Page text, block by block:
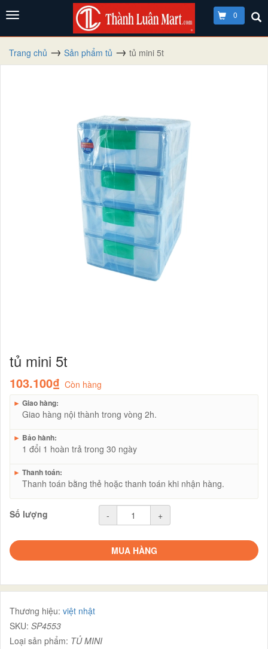
0
Trang chủ Sản phẩm tủ tủ mini 5t
tủ mini 5t
103.100₫ Còn hàng
► Giao hàng:
Giao hàng nội thành trong vòng 2h.
► Bảo hành:
1 đổi 1 hoàn trả trong 30 ngày
► Thanh toán:
Thanh toán bằng thẻ hoặc thanh toán khi nhận hàng.
Số lượng - +
MUA HÀNG
Thương hiệu: việt nhật
SKU: SP4553
Loại sản phẩm: TỦ MINI